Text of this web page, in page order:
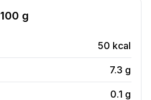
100 g
50 kcal
7.3 g
0.1 g